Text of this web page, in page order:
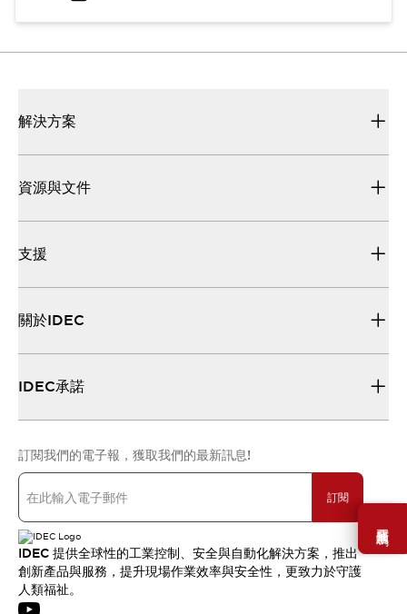
需要幫助嗎？
解決方案
資源與文件
支援
關於IDEC
IDEC承諾
訂閱我們的電子報，獲取我們的最新訊息!
訂閱
IDEC 提供全球性的工業控制、安全與自動化解決方案，推出
創新產品與服務，提升現場作業效率與安全性，更致力於守護
人類福祉。